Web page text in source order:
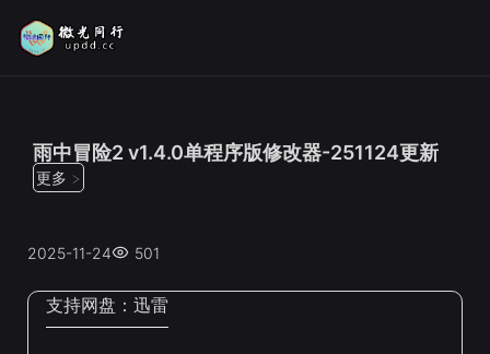
雨中冒险2 v1.4.0单程序版修改器-251124更新
更多 >
2025-11-24 501
支持网盘： 迅雷